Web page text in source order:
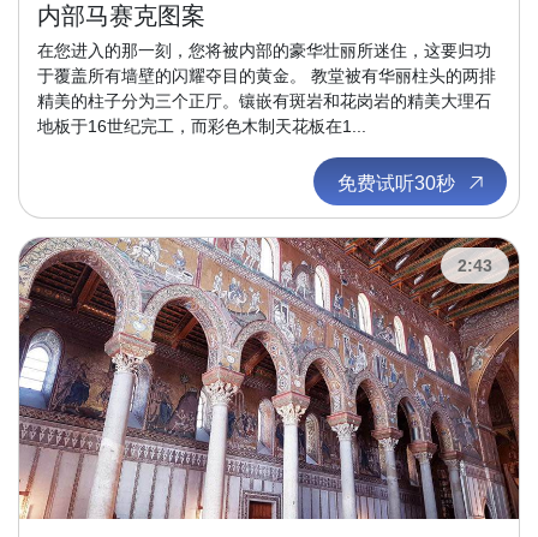
内部马赛克图案
在您进入的那一刻，您将被内部的豪华壮丽所迷住，这要归功
于覆盖所有墙壁的闪耀夺目的黄金。 教堂被有华丽柱头的两排
精美的柱子分为三个正厅。镶嵌有斑岩和花岗岩的精美大理石
地板于16世纪完工，而彩色木制天花板在1...
免费试听30秒
2:43